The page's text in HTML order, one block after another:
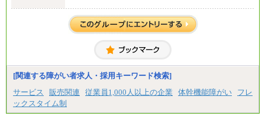
(※3)、239,000円(※4)、237,000円（※5）
・専門・短大卒
(※3)、218,500円(※4)、216,500円（※5）
※1…東京都、埼玉県、千葉県、神奈川県
※2…大阪府、京都府、兵庫県、滋賀県
※3…愛知県、静岡県
※4…北海道、宮城県、栃木県、群馬県、長野県、新
[関連する障がい者求人・採用キーワード検索]
サービス
販売関連 従業員1,000人以上の企業 体幹機能障がい
フレ
ックスタイム制